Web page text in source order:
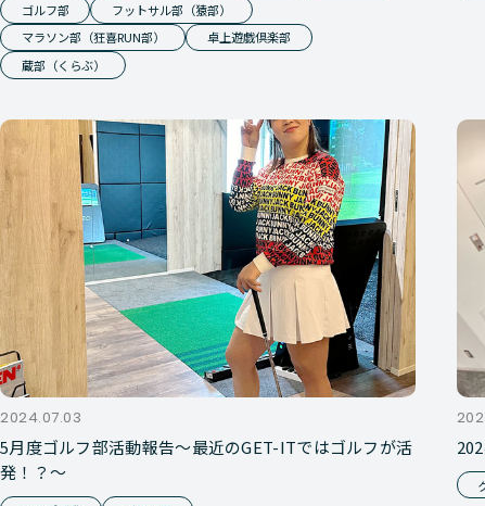
ゴルフ部
フットサル部（猿部）
マラソン部（狂喜RUN部）
卓上遊戯倶楽部
蔵部（くらぶ）
2024.07.03
5月度ゴルフ部活動報告～最近のGET-ITではゴルフが活
発！？～